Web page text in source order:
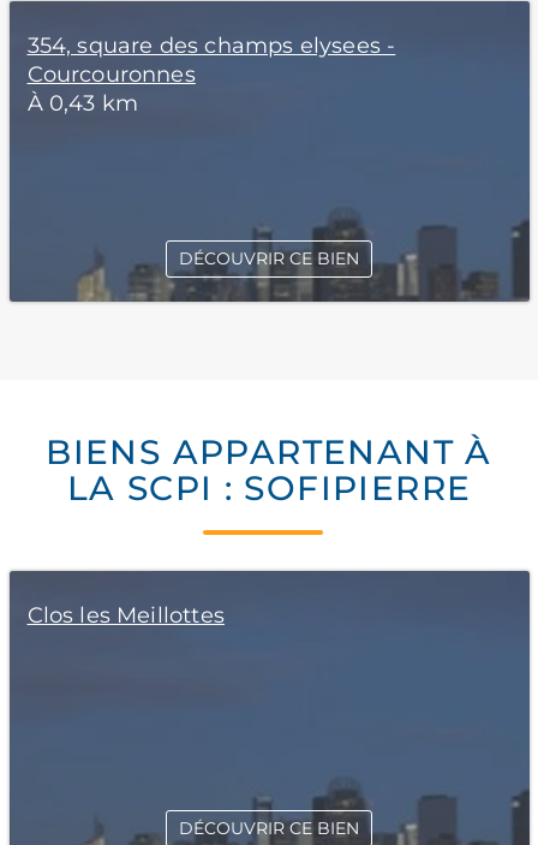
354, square des champs elysees -
Courcouronnes
À 0,43 km
DÉCOUVRIR CE BIEN
BIENS APPARTENANT À
LA SCPI : SOFIPIERRE
Clos les Meillottes
DÉCOUVRIR CE BIEN